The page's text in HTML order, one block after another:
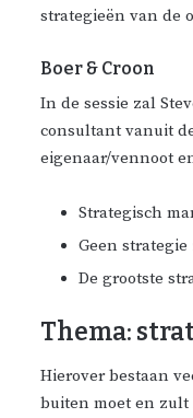
strategieën van de
Boer & Croon
In de sessie zal
consultant vanuit
eigenaar/vennoot
Strategisch
Geen
De grootste
Thema:
Hierover bestaan
buiten moet en zult